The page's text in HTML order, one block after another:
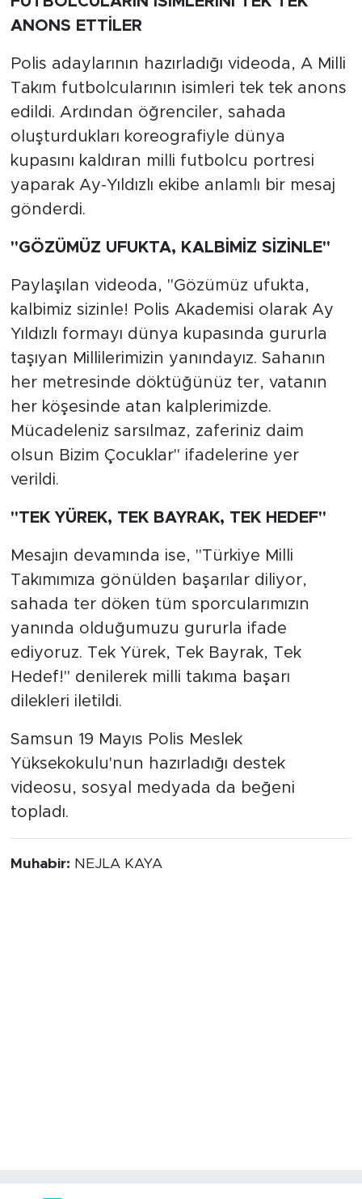
ANONS ETTİLER
Polis adaylarının hazırladığı videoda, A Milli
Takım futbolcularının isimleri tek tek anons
edildi. Ardından öğrenciler, sahada
oluşturdukları koreografiyle dünya
kupasını kaldıran milli futbolcu portresi
yaparak Ay-Yıldızlı ekibe anlamlı bir mesaj
gönderdi.
"GÖZÜMÜZ UFUKTA, KALBİMİZ SİZİNLE"
Paylaşılan videoda, "Gözümüz ufukta,
kalbimiz sizinle! Polis Akademisi olarak Ay
Yıldızlı formayı dünya kupasında gururla
taşıyan Millilerimizin yanındayız. Sahanın
her metresinde döktüğünüz ter, vatanın
her köşesinde atan kalplerimizde.
Mücadeleniz sarsılmaz, zaferiniz daim
olsun Bizim Çocuklar" ifadelerine yer
verildi.
"TEK YÜREK, TEK BAYRAK, TEK HEDEF"
Mesajın devamında ise, "Türkiye Milli
Takımımıza gönülden başarılar diliyor,
sahada ter döken tüm sporcularımızın
yanında olduğumuzu gururla ifade
ediyoruz. Tek Yürek, Tek Bayrak, Tek
Hedef!" denilerek milli takıma başarı
dilekleri iletildi.
Samsun 19 Mayıs Polis Meslek
Yüksekokulu'nun hazırladığı destek
videosu, sosyal medyada da beğeni
topladı.
Muhabir: NEJLA KAYA